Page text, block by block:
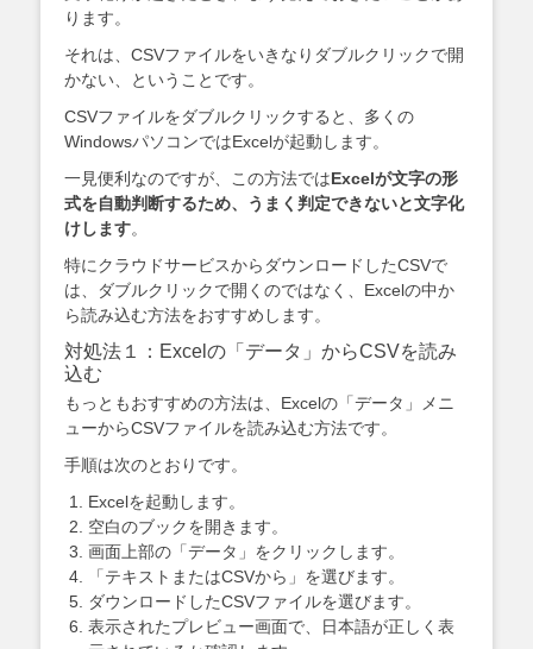
ります。
それは、CSVファイルをいきなりダブルクリックで開
かない、ということです。
CSVファイルをダブルクリックすると、多くの
WindowsパソコンではExcelが起動します。
一見便利なのですが、この方法ではExcelが文字の形
式を自動判断するため、うまく判定できないと文字化
けします。
特にクラウドサービスからダウンロードしたCSVで
は、ダブルクリックで開くのではなく、Excelの中か
ら読み込む方法をおすすめします。
対処法１：Excelの「データ」からCSVを読み
込む
もっともおすすめの方法は、Excelの「データ」メニ
ューからCSVファイルを読み込む方法です。
手順は次のとおりです。
Excelを起動します。
空白のブックを開きます。
画面上部の「データ」をクリックします。
「テキストまたはCSVから」を選びます。
ダウンロードしたCSVファイルを選びます。
表示されたプレビュー画面で、日本語が正しく表